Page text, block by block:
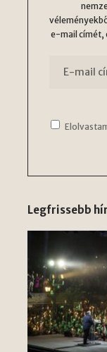
e-mail címét,
Legfrissebb